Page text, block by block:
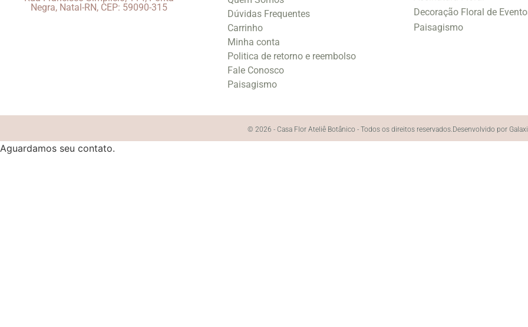
Negra, Natal-RN, CEP: 59090-315
Dúvidas Frequentes
Carrinho
Minha conta
Politica de retorno e reembolso
Fale Conosco
Paisagismo
Decoração Floral de
Paisagismo
© 2026 - Casa Flor Ateliê Botânico - Todos os direitos reservados.Desenvolvido por
Aguardamos seu contato.